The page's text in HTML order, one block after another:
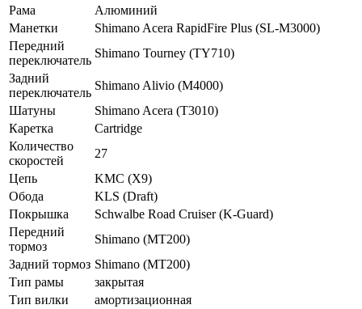
Рама
Алюминий
Манетки
Shimano Acera RapidFire Plus (SL-M3000)
Передний
переключатель
Shimano Tourney (TY710)
Задний
переключатель
Shimano Alivio (M4000)
Шатуны
Shimano Acera (T3010)
Каретка
Cartridge
Количество
скоростей
27
Цепь
KMC (X9)
Обода
KLS (Draft)
Покрышка
Schwalbe Road Cruiser (K-Guard)
Передний
тормоз
Shimano (MT200)
Задний тормоз Shimano (MT200)
Тип рамы
закрытая
Тип вилки
амортизационная